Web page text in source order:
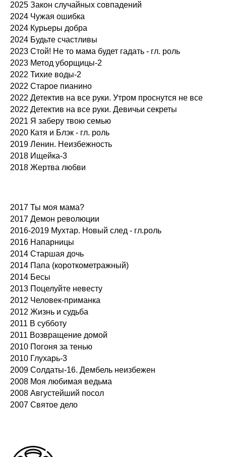
2025 Закон случайных совпадений
2024 Чужая ошибка
2024 Курьеры добра
2024 Будьте счастливы
2023 Стой! Не то мама будет гадать - гл. роль
2023 Метод уборщицы-2
2022 Тихие воды-2
2022 Старое пианино
2022 Детектив на все руки. Утром проснутся не все
2022 Детектив на все руки. Девичьи секреты
2021 Я заберу твою семью
2020 Катя и Блэк - гл. роль
2019 Ленин. Неизбежность
2018 Ищейка-3
2018 Жертва любви
2017 Ты моя мама?
2017 Демон революции
2016-2019 Мухтар. Новый след - гл.роль
2016 Напарницы
2014 Старшая дочь
2014 Папа (короткометражный)
2014 Бесы
2013 Поцелуйте невесту
2012 Человек-приманка
2012 Жизнь и судьба
2011 В субботу
2011 Возвращение домой
2010 Погоня за тенью
2010 Глухарь-3
2009 Солдаты-16. Дембель неизбежен
2008 Моя любимая ведьма
2008 Августейший посол
2007 Святое дело